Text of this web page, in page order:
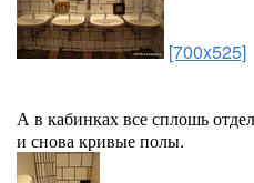
[700x525]
А в кабинках все сплошь
и снова кривые полы.